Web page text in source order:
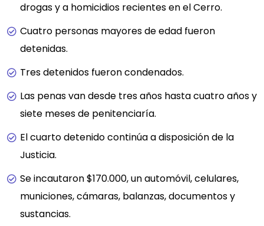
drogas y a homicidios recientes en el Cerro.
Cuatro personas mayores de edad fueron
detenidas.
Tres detenidos fueron condenados.
Las penas van desde tres años hasta cuatro años y
siete meses de penitenciaría.
El cuarto detenido continúa a disposición de la
Justicia.
Se incautaron $170.000, un automóvil, celulares,
municiones, cámaras, balanzas, documentos y
sustancias.